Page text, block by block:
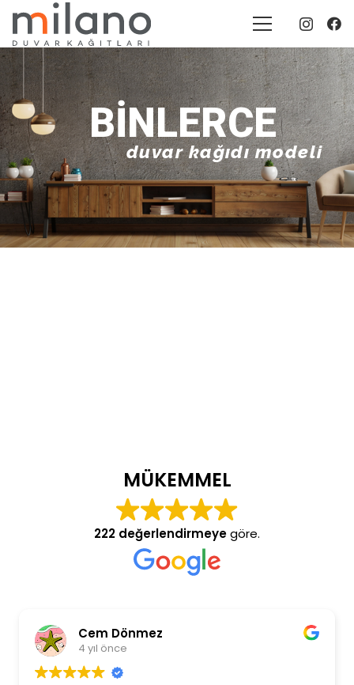
BINLERCE
duvar kağıdı modeli
MÜKEMMEL
222 değerlendirmeyegöre.
Cem Dönmez
4 yıl önce